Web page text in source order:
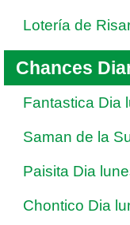
Lotería de
Chances
Fantastica Dia
Saman de la
Paisita Dia
Chontico Dia